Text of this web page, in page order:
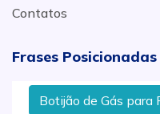
Contatos
Frases Posicionadas
Botijão de Gás para